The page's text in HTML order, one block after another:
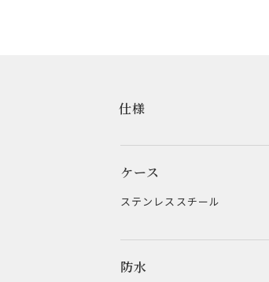
仕様
ケース
ステンレススチール
防水